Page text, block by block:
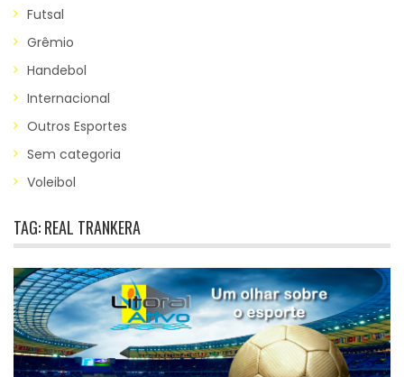
Futsal
Grêmio
Handebol
Internacional
Outros Esportes
Sem categoria
Voleibol
TAG:REAL TRANKERA